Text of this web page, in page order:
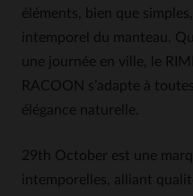
éléments, bien que
intemporel du manteau.
une journée en ville, le
RACOON s’adapte à
élégance naturelle.
29th October est une
intemporelles, alliant